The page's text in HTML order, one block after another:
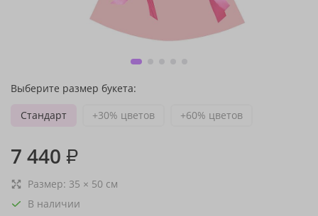
Выберите размер букета:
Стандарт
+30% цветов +60% цветов
7 440 ₽
Размер: 35 × 50 см
В наличии